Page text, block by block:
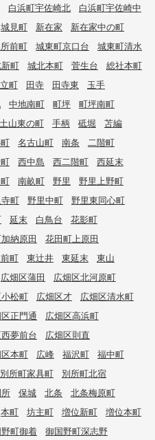
白浜町宇佐崎北
白浜町宇佐崎中
城見町 新在家
新在家中の町
前町 城東町京口台
城東町清水
町 城北本町 菅生台
総社本町
立町 田寺 田寺東
玉手
中地南町 町坪
町坪南町
土山東の町 手柄 砥堀
苫編
名古山町 南条
二階町
西中島 西二階町
西延末
南畝町 野里
野里上野町
町 野里中町
野里東同心町
延末 白鳥台
花影町
納原田
花田町上原田
町 東辻井 東延末
東山
広畑区蒲田
広畑区北河原町
松町 広畑区才
広畑区清水町
正門通
広畑区高浜町
夢前台
広畑区則直
本町 広峰 福沢町
福中町
別所町家具町
別所町北宿
保城 北条
北条梅原町
本町 坊主町 増位新町
増位本町
町御着
御国野町深志野